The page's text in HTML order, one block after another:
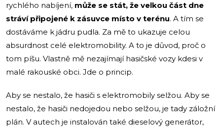
rychlého nabíjení, může se stát, že velkou část dne
stráví připojené k zásuvce místo v terénu. A tím se
dostáváme k jádru pudla. Za mě to ukazuje celou
absurdnost celé elektromobility. A to je důvod, proč o
tom píšu. Vlastně mě nezajímají hasičské vozy kdesi v
malé rakouské obci. Jde o princip.
Aby se nestalo, že hasiči s elektromobily selžou. Aby se
nestalo, že hasiči nedojedou nebo selžou, je tady záložní
plán. V autech je instalován také dieselový generátor,